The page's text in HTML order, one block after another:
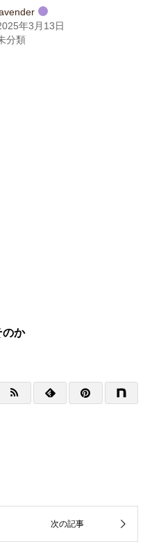
年3月13日
分類
か